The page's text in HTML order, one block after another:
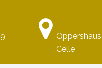
Celle